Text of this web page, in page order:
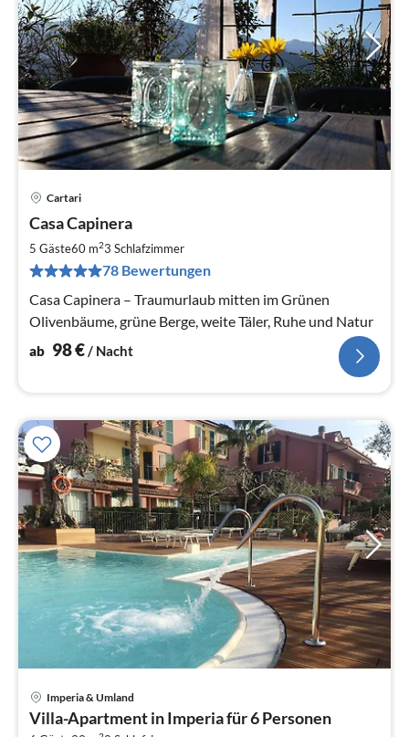
Cartari
Casa Capinera
5 Gäste60 m23 Schlafzimmer
78 Bewertungen
Casa Capinera – Traumurlaub mitten im Grünen
Olivenbäume, grüne Berge, weite Täler, Ruhe und Natur
ab 98€/ Nacht
Imperia & Umland
Villa-Apartment in Imperia für 6 Personen